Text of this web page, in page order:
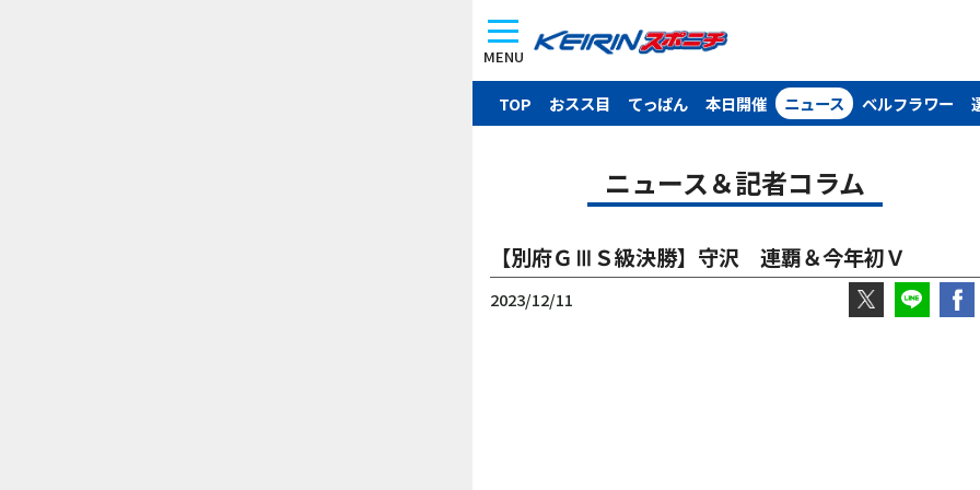
MENU
TOP おスス目 てっぱん 本日開催 ニュース ベルフラワー
ニュース＆記者コラム
【別府ＧⅢＳ級決勝】守沢 連覇＆今年初Ｖ
2023/12/11